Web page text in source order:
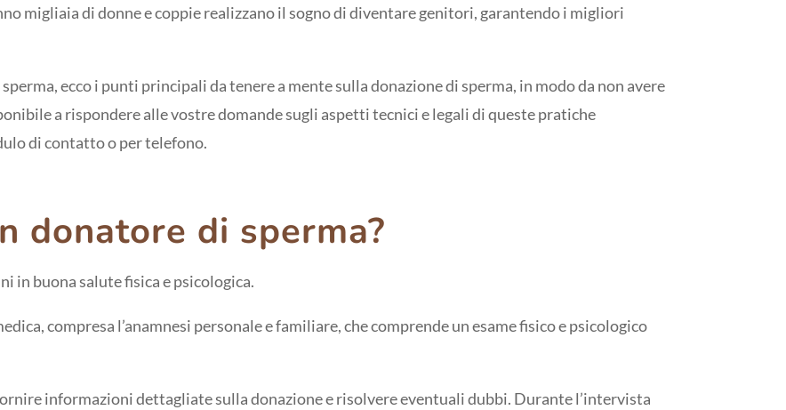
migliaia di donne e coppie realizzano il sogno di diventare genitori, garantendo i migliori
ecco i punti principali da tenere a mente sulla donazione di sperma, in modo da non avere
a rispondere alle vostre domande sugli aspetti tecnici e legali di queste pratiche
di contatto o per telefono.
donatore di sperma?
in buona salute fisica e psicologica.
compresa l’anamnesi personale e familiare, che comprende un esame fisico e psicologico
informazioni dettagliate sulla donazione e risolvere eventuali dubbi. Durante l’intervista